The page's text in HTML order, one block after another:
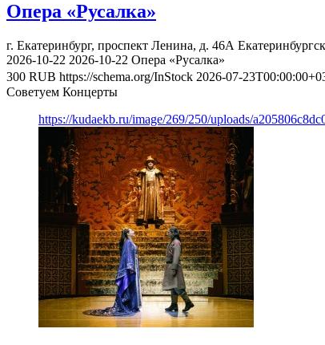
Опера «Русалка»
г. Екатеринбург, проспект Ленина, д. 46А
2026-10-22 2026-10-22 Опера «Русалка»
300 RUB https://schema.org/InStock 2026-07-
Советуем Концерты
https://kudaekb.ru/image/269/250/uploads/